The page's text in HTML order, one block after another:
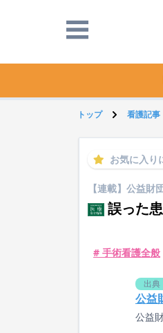
トップ 看護記事
お気に入り
【連載】公益
誤った
# 手術看護全般
出典
公益
公益